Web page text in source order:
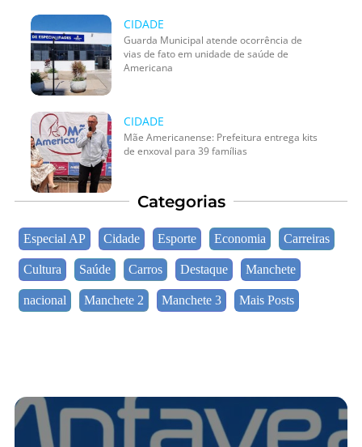
CIDADE
Guarda Municipal atende ocorrência de
vias de fato em unidade de saúde de
Americana
CIDADE
Mãe Americanense: Prefeitura entrega kits
de enxoval para 39 famílias
Categorias
Especial AP Cidade Esporte Economia Carreiras
Cultura Saúde Carros Destaque Manchete
nacional Manchete 2 Manchete 3 Mais Posts